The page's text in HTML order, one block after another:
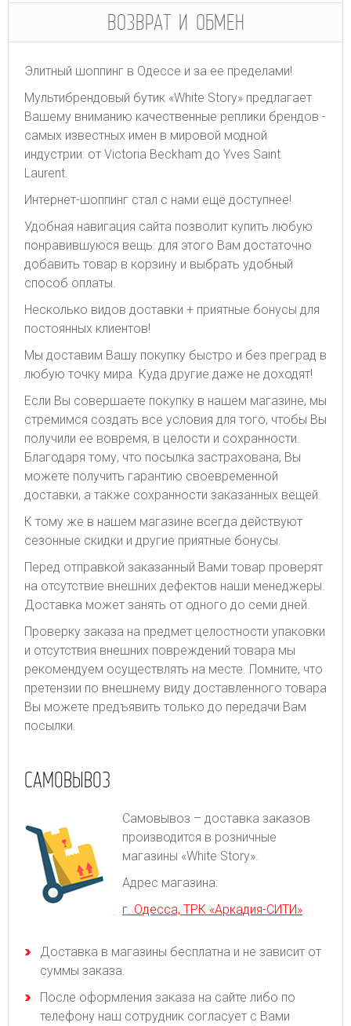
ВОЗВРАТ И ОБМЕН
Элитный шоппинг в Одессе и за ее пределами!
Мультибрендовый бутик «White Story» предлагает
Вашему вниманию качественные реплики брендов -
самых известных имен в мировой модной
индустрии: от Victoria Beckham до Yves Saint
Laurent.
Интернет-шоппинг стал с нами ещё доступнее!
Удобная навигация сайта позволит купить любую
понравившуюся вещь: для этого Вам достаточно
добавить товар в корзину и выбрать удобный
способ оплаты.
Несколько видов доставки + приятные бонусы для
постоянных клиентов!
Мы доставим Вашу покупку быстро и без преград в
любую точку мира. Куда другие даже не доходят!
Если Вы совершаете покупку в нашем магазине, мы
стремимся создать все условия для того, чтобы Вы
получили ее вовремя, в целости и сохранности.
Благодаря тому, что посылка застрахована, Вы
можете получить гарантию своевременной
доставки, а также сохранности заказанных вещей.
К тому же в нашем магазине всегда действуют
сезонные скидки и другие приятные бонусы.
Перед отправкой заказанный Вами товар проверят
на отсутствие внешних дефектов наши менеджеры.
Доставка может занять от одного до семи дней.
Проверку заказа на предмет целостности упаковки
и отсутствия внешних повреждений товара мы
рекомендуем осуществлять на месте. Помните, что
претензии по внешнему виду доставленного товара
Вы можете предъявить только до передачи Вам
посылки.
САМОВЫВОЗ
Самовывоз – доставка заказов
производится в розничные
магазины «White Story».
Адрес магазина:
г. Одесса, ТРК «Аркадия-СИТИ»
Доставка в магазины бесплатна и не зависит от
суммы заказа.
После оформления заказа на сайте либо по
телефону наш сотрудник согласует с Вами